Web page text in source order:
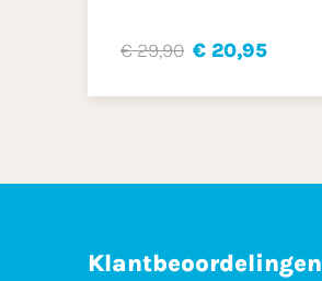
€ 29,90 € 20,95
Klantbeoordelingen